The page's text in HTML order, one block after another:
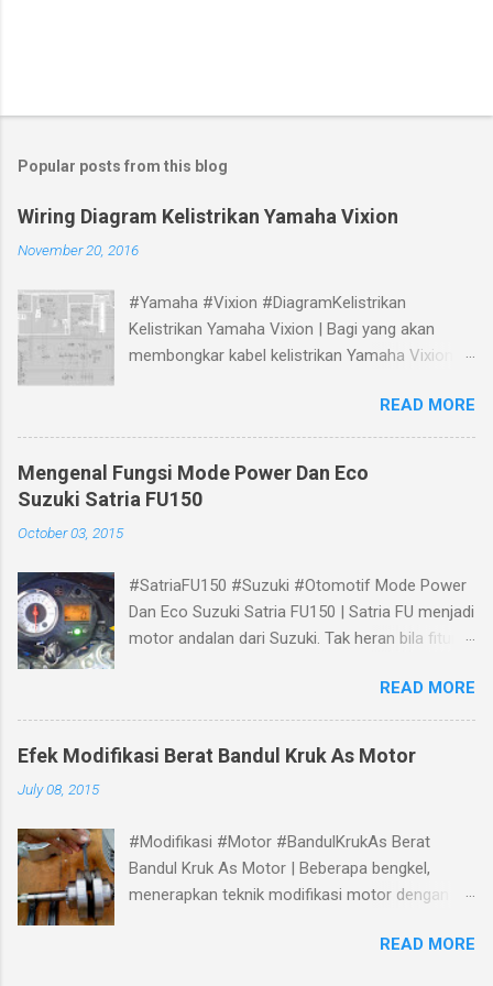
Popular posts from this blog
Wiring Diagram Kelistrikan Yamaha Vixion
November 20, 2016
#Yamaha #Vixion #DiagramKelistrikan
Kelistrikan Yamaha Vixion | Bagi yang akan
membongkar kabel kelistrikan Yamaha Vixion,
Diagram Kelistrikan Yamaha Vixion berikut.
READ MORE
Mengenal Fungsi Mode Power Dan Eco
Suzuki Satria FU150
October 03, 2015
#SatriaFU150 #Suzuki #Otomotif Mode Power
Dan Eco Suzuki Satria FU150 | Satria FU menjadi
motor andalan dari Suzuki. Tak heran bila fitur
New Satria Fu 150 dilengkapi dengan teknologi
terbaru SUZUKI Drive Mode Switch atau di
singkat S-DMS yang berada pada sebelah kanan
lampu indikator putaran mesin yang telah di
setel lebih dahulu. Sedangkan penyetelan hanya
dengan menekan tombol mode lebih dari 2
power dan netral. Dengan menekan tombol
READ MORE
Efek Modifikasi Berat Bandul Kruk As Motor
July 08, 2015
#Modifikasi #Motor #BandulKrukAs Berat
Bandul Kruk As Motor | Beberapa bengkel,
menerapkan teknik modifikasi motor dengan
krus as mesin. Contohnya pada motor Honda
READ MORE